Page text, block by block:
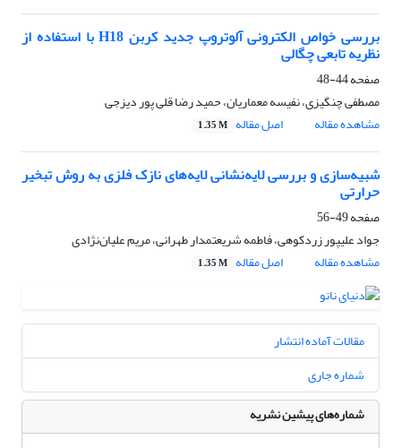
بررسی خواص الکترونی آلوتروپ جدید کربن H18 با استفاده از
نظریه تابعی چگالی
صفحه44-48
مصطفی چنگیزی، نفیسه معماریان، حمید رضا قلی پور دیزجی
مشاهده مقاله
اصل مقاله 1.35 M
شبیه‌سازی و بررسی لایه‌نشانی لایه‌های نازک فلزی به روش تبخیر
حرارتی
صفحه49-56
جواد علیپور زردکوهی، فاطمه شریعتمدار طهرانی، مریم علیان‌نژادی
مشاهده مقاله
اصل مقاله 1.35 M
مقالات آماده انتشار
شماره جاری
شماره‌های پیشین نشریه